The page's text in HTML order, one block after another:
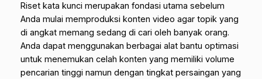
Riset kata kunci merupakan fondasi utama sebelum
Anda mulai memproduksi konten video agar topik yang
di angkat memang sedang di cari oleh banyak orang.
Anda dapat menggunakan berbagai alat bantu optimasi
untuk menemukan celah konten yang memiliki volume
pencarian tinggi namun dengan tingkat persaingan yang